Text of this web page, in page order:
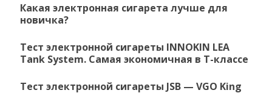
Какая электронная сигарета лучше для
новичка?
Тест электронной сигареты INNOKIN LEA
Tank System. Самая экономичная в Т-классе
Тест электронной сигареты JSB — VGO King